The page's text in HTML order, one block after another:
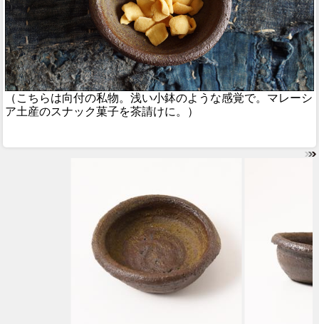
（こちらは向付の私物。浅い小鉢のような感覚で。マレーシ
ア土産のスナック菓子を茶請けに。）